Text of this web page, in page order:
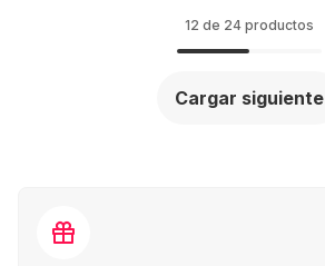
12 de 24 productos
Cargar siguiente